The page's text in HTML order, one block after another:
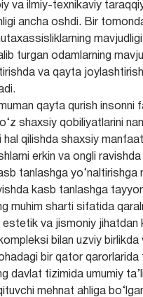
va ilmiy-texnikaviy
ancha oshdi. Bir
turgan odamlarning
va qayta
qayta qurish insonni
shaxsiy qobiliyatlarini
qilishda shaxsiy
erkin va ongli
tanlashga yo‘naltirishga
kasb tanlashga
muhim sharti sifatida
estetik va jismoniy
bilan uzviy
bir qator
davlat tizimida umumiy
mehnat ahliga